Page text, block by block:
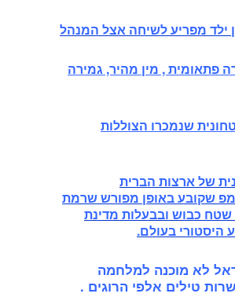
ילד מפריע לשיחה אצל המנהל
פתאומית , מין מהיר, גמירה
שנמכרו הצוללות
של ארצות הברית
שקובע באופן מפורש שרמת
שטח כבוש ובבעלות מדינת
היסטורי בעולם.
לא מוכנה למלחמה
טילים אלפי הרוגים .